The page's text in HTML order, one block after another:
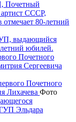
выдающийся
юбилей.
Почетного
Лихачева Фото